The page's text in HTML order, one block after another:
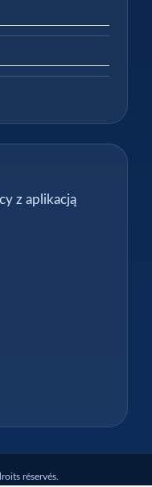
z aplikacją
réservés.